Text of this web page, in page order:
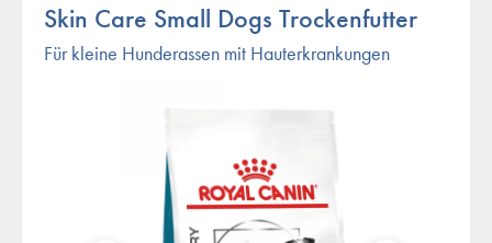
Skin Care Small Dogs Trockenfutter
Für kleine Hunderassen mit Hauterkrankungen